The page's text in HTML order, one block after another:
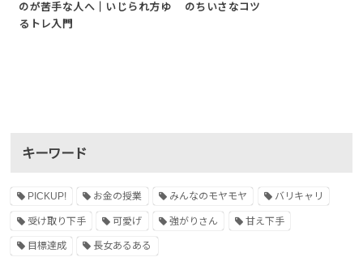
のが苦手な人へ｜いじられ方ゆ
るトレ入門
のちいさなコツ
キーワード
PICKUP! お金の授業 みんなのモヤモヤ バリキャリ
受け取り下手 可愛げ 強がりさん 甘え下手
目標達成 長女あるある